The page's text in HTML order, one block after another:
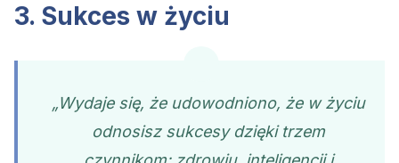
3. Sukces w życiu
„Wydaje się, że udowodniono, że w życiu
odnosisz sukcesy dzięki trzem